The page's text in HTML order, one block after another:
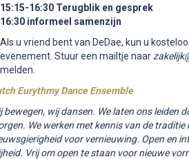
15:15-16:30 Terugblik en gesprek
16:30 informeel samenzijn
Als u vriend bent van DeDae, kun u
evenement. Stuur een mailtje naar
melden.
Eurythmy Dance Ensemble
bewegen, wij dansen. We laten ons leiden
We werken met kennis van de traditie
voor vernieuwing. Open en
Vrij om open te staan voor nieuwe